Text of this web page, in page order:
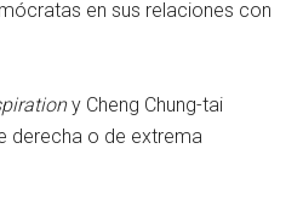
en sus relaciones con
y Cheng Chung-tai
derecha o de extrema